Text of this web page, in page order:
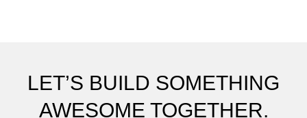
LET’S BUILD SOMETHING
AWESOME TOGETHER.